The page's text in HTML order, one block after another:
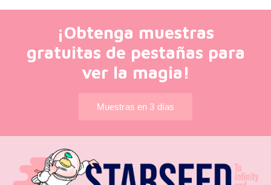
¡Obtenga muestras
gratuitas de pestañas para
ver la magia!
Muestras en 3 días